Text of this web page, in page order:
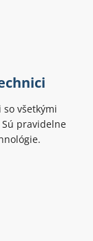
všetkými
pravidelne